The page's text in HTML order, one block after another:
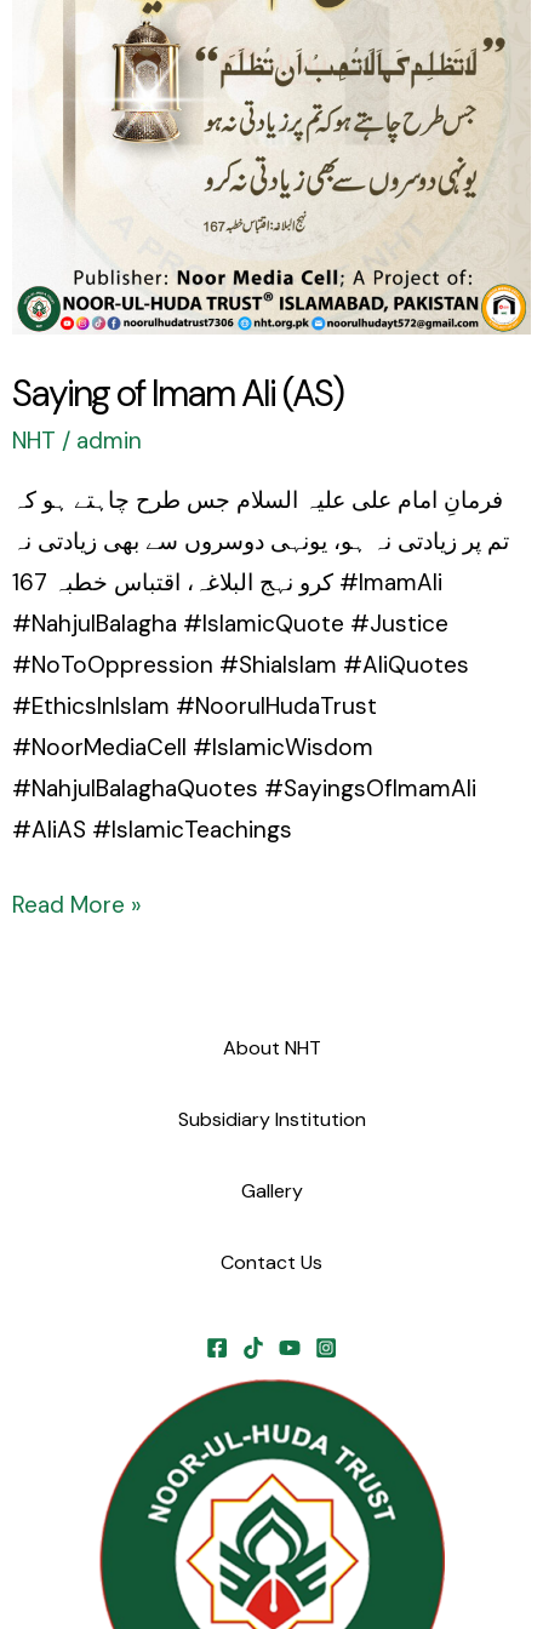
Saying of Imam Ali (AS)
NHT / admin
فرمانِ امام علی علیہ السلام جس طرح چاہتے ہو کہ
تم پر زیادتی نہ ہو، یونہی دوسروں سے بھی زیادتی نہ
کرو نہج البلاغہ، اقتباس خطبہ 167 #ImamAli
#NahjulBalagha #IslamicQuote #Justice
#NoToOppression #ShiaIslam #AliQuotes
#EthicsInIslam #NoorulHudaTrust
#NoorMediaCell #IslamicWisdom
#NahjulBalaghaQuotes #SayingsOfImamAli
#AliAS #IslamicTeachings
Read More »
About NHT
Subsidiary Institution
Gallery
Contact Us